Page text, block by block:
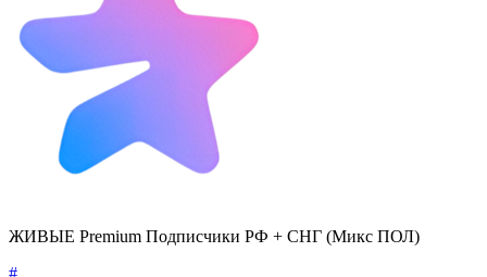
ЖИВЫЕ Premium Подписчики РФ + СНГ (Микс ПОЛ)
#